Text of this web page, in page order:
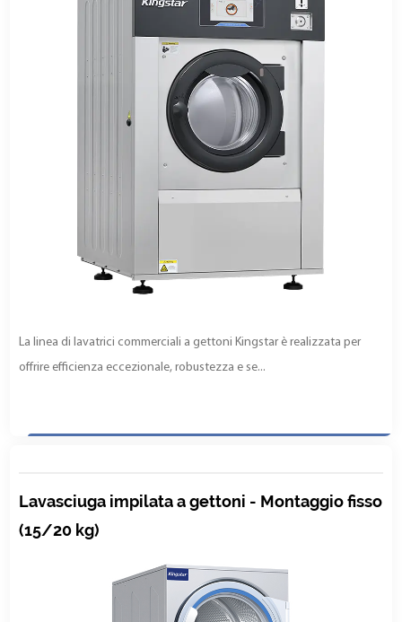
La linea di lavatrici commerciali a gettoni Kingstar è realizzata per
offrire efficienza eccezionale, robustezza e se...
Lavasciuga impilata a gettoni - Montaggio fisso
(15/20 kg)